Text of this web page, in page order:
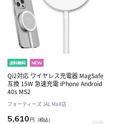
Qi2対応 ワイヤレス充電器 MagSafe
互換 15W 急速充電 iPhone Android
40s MS2
フォーティーズ JAL Mall店
5,610 円 （税込）